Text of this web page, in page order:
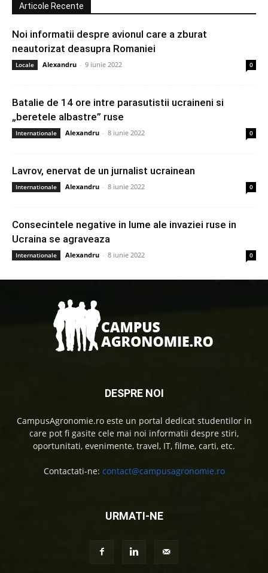
Articole Recente
Noi informatii despre avionul care a zburat
neautorizat deasupra Romaniei
Locale Alexandru - 9 iunie 2022 0
Batalie de 14 ore intre parasutistii ucraineni si
„beretele albastre” ruse
Internationale Alexandru - 8 iunie 2022 0
Lavrov, enervat de un jurnalist ucrainean
Internationale Alexandru - 8 iunie 2022 0
Consecintele negative in lume ale invaziei ruse in
Ucraina se agraveaza
Internationale Alexandru - 8 iunie 2022 0
DESPRE NOI
CampusAgronomie.ro este un portal dedicat studentilor in
care pot fi gasite cele mai noi informatii despre stiri,
oportunitati, evenimente, travel, IT, filme, carti, etc.
Contactati-ne: contact@campusagronomie.ro
URMATI-NE